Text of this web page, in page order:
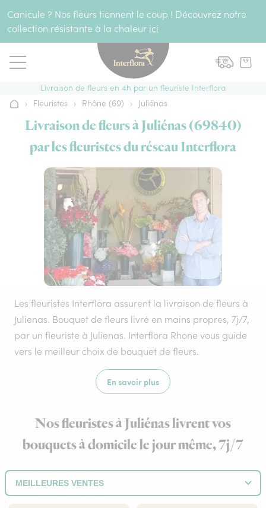
Canicule ? Nos fleurs tiennent le coup ! Découvrez notre
collection résistante à la chaleur ici
Livraison de fleurs en 4h par un fleuriste Interflora
Accueil
› Fleuristes › Rhône (69) › Juliénas
Livraison de fleurs à Juliénas (69840)
par les fleuristes du réseau Interflora
Les fleuristes Interflora assurent la livraison de fleurs à
Julienas. Bouquet de fleurs livré en mains propres, 7j/7,
par un fleuriste à Julienas. Interflora Rhone vous guide
vers le meilleur choix de bouquet de fleurs.
En savoir plus
Nos fleuristes à Juliénas livrent vos
bouquets à domicile le jour même, 7j/7